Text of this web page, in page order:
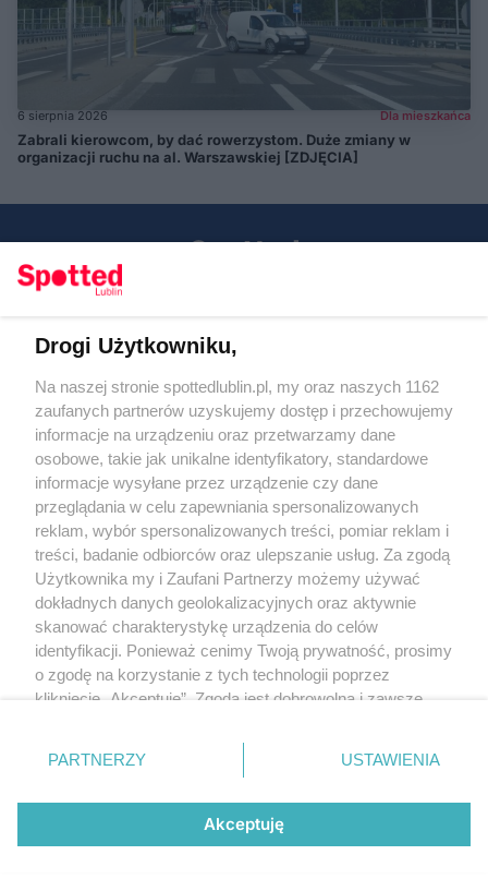
6 sierpnia 2026 Dla mieszkańca
Zabrali kierowcom, by dać rowerzystom. Duże zmiany w
organizacji ruchu na al. Warszawskiej [ZDJĘCIA]
KATEGORIE
OGŁOSZENIA
WYDARZENIA
NA SKRÓTY
Regulamin
Polityka prywatności
RODO
Warunki korzystania z treści
Drogi Użytkowniku,
Na naszej stronie spottedlublin.pl, my oraz naszych 1162
zaufanych partnerów uzyskujemy dostęp i przechowujemy
informacje na urządzeniu oraz przetwarzamy dane
osobowe, takie jak unikalne identyfikatory, standardowe
informacje wysyłane przez urządzenie czy dane
przeglądania w celu zapewniania spersonalizowanych
reklam, wybór spersonalizowanych treści, pomiar reklam i
treści, badanie odbiorców oraz ulepszanie usług. Za zgodą
Użytkownika my i Zaufani Partnerzy możemy używać
dokładnych danych geolokalizacyjnych oraz aktywnie
skanować charakterystykę urządzenia do celów
identyfikacji. Ponieważ cenimy Twoją prywatność, prosimy
o zgodę na korzystanie z tych technologii poprzez
kliknięcie „Akceptuję”. Zgoda jest dobrowolna i zawsze
prywatności znajdujący się w lewym dolnym rogu strony
. Niektóre rodzaje przetwarzania danych nie wymagają
zgody użytkownika, ale masz prawo sprzeciwić się
takiemu przetwarzaniu. Preferencje będą miały
zastosowania tylko na tej witrynie.
PARTNERZY USTAWIENIA
Akceptuję